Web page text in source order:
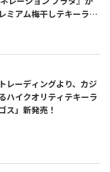
ミアム梅干しテキーラソ
レーディングより、カジ
ハイクオリティテキーラ
ス」新発売！